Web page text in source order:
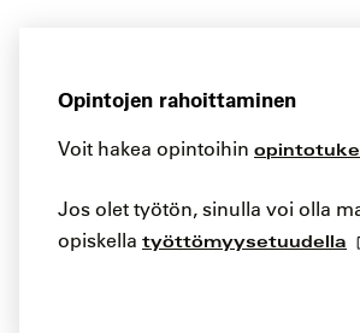
Opintojen rahoittaminen
Voit hakea opintoihin
Jos olet työtön, sinulla voi olla
opiskella työttömyysetuudella